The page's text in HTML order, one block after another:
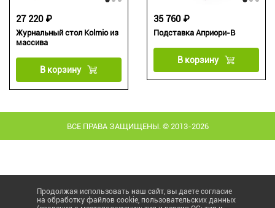
Журнальный стол Kolmio из
массива
27 220 ₽
В корзину
Подставка Априори-В
35 760 ₽
В корзину
ВСЕ ПРАВА ЗАЩИЩЕНЫ. © 2013-2026
Продолжая использовать наш сайт, вы даете согласие
на обработку файлов cookie, пользовательских данных